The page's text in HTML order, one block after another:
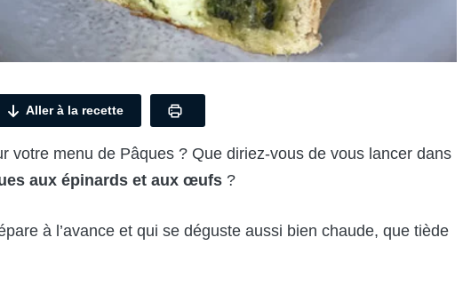
Aller à la recette
votre menu de Pâques ? Que diriez-vous de vous lancer dans
aux épinards et aux œufs ?
à l’avance et qui se déguste aussi bien chaude, que tiède